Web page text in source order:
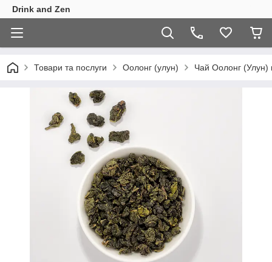
Drink and Zen
Товари та послуги Оолонг (улун) Чай Оолонг (Улун)